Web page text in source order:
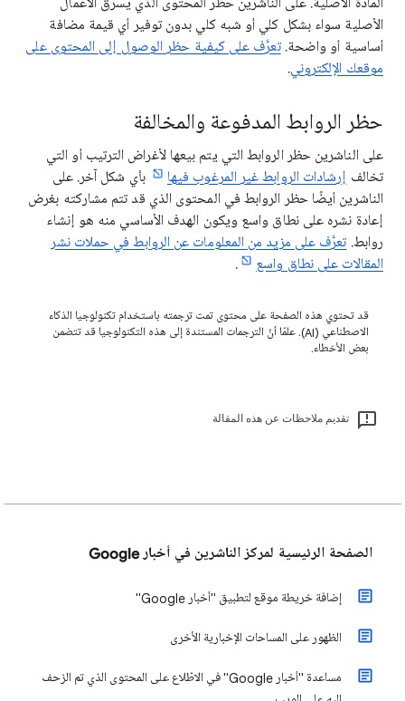
الأصلية سواء بشكل كلي أو شبه كلي بدون توفير أي قيمة مضافة
أساسية أو واضحة.تعرَّف على كيفية حظر الوصول إلى المحتوى على
موقعك الإلكتروني.
حظر الروابط المدفوعة والمخالفة
على الناشرين حظر الروابط التي يتم بيعها لأغراض الترتيب أو التي
تخالف إرشادات الروابط غير المرغوب فيها
بأي شكل آخر. على
الناشرين أيضًا حظر الروابط في المحتوى الذي قد تتم مشاركته بغرض
إعادة نشره على نطاق واسع ويكون الهدف الأساسي منه هو إنشاء
روابط. تعرَّف على مزيد من المعلومات عن الروابط في حملات نشر
المقالات على نطاق واسع
.
قد تحتوي هذه الصفحة على محتوى تمت ترجمته باستخدام تكنولوجيا الذكاء
الاصطناعي (AI). علمًا أنّ الترجمات المستندة إلى هذه التكنولوجيا قد تتضمن
بعض الأخطاء.
تقديم ملاحظات عن هذه المقالة
الصفحة الرئيسية لمركز الناشرين في أخبار Google
إضافة خريطة موقع لتطبيق "أخبار Google"
الظهور على المساحات الإخبارية الأخرى
مساعدة "أخبار Google" في الاطّلاع على المحتوى الذي تم الزحف